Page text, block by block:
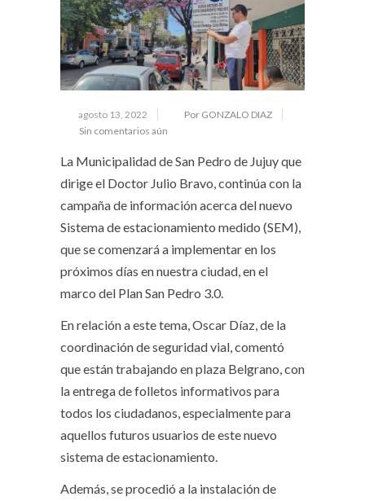
agosto 13, 2022
Por GONZALO DIAZ
Sin comentarios aún
La Municipalidad de San Pedro de Jujuy que
dirige el Doctor Julio Bravo, continúa con la
campaña de información acerca del nuevo
Sistema de estacionamiento medido (SEM),
que se comenzará a implementar en los
próximos días en nuestra ciudad, en el
marco del Plan San Pedro 3.0.
En relación a este tema, Oscar Díaz, de la
coordinación de seguridad vial, comentó
que están trabajando en plaza Belgrano, con
la entrega de folletos informativos para
todos los ciudadanos, especialmente para
aquellos futuros usuarios de este nuevo
sistema de estacionamiento.
Además, se procedió a la instalación de